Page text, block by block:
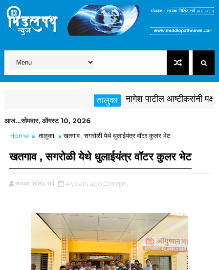
तालुका नागेश पाटील आष्टीकरांनी
आज...सोमवार, ऑगस्ट 10, 2026
Home तालुका खतगाव , सगरोळी येथे धुलाईयंत्र वॉटर कुलर भेट
खतगाव , सगरोळी येथे धुलाईयंत्र वॉटर कुलर भेट
सम्यक मिलिंद सर्पे 4 years ago तालुका,